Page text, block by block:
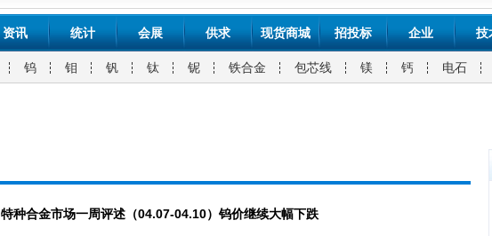
资讯 统计 会展 供求 现货商城 招投标 企业 技
钨 钼 钒 钛 铌 铁合金 包芯线 镁 钙 电石
特种合金市场一周评述（04.07-04.10）钨价继续大幅下跌